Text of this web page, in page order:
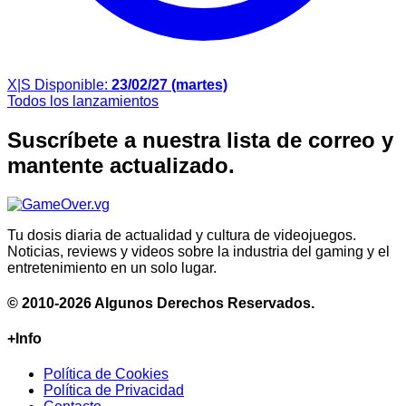
X|S Disponible: 23/02/27 (martes)
Todos los lanzamientos
Suscríbete a nuestra lista de correo y
mantente actualizado.
Tu dosis diaria de actualidad y cultura de videojuegos.
Noticias, reviews y videos sobre la industria del gaming y el
entretenimiento en un solo lugar.
© 2010-2026 Algunos Derechos Reservados.
+Info
Política de Cookies
Política de Privacidad